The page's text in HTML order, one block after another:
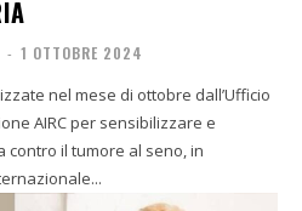
- 1 OTTOBRE 2024
nel mese di ottobre dall’Ufficio
AIRC per sensibilizzare e
contro il tumore al seno, in